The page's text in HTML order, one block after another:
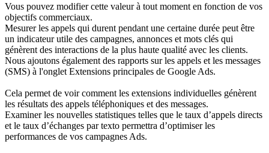
Vous pouvez modifier cette valeur à tout moment en fonction de vos
objectifs commerciaux.
Mesurer les appels qui durent pendant une certaine durée peut être
un indicateur utile des campagnes, annonces et mots clés qui
génèrent des interactions de la plus haute qualité avec les clients.
Nous ajoutons également des rapports sur les appels et les messages
(SMS) à l'onglet Extensions principales de Google Ads.
Cela permet de voir comment les extensions individuelles génèrent
les résultats des appels téléphoniques et des messages.
Examiner les nouvelles statistiques telles que le taux d’appels directs
et le taux d’échanges par texto permettra d’optimiser les
performances de vos campagnes Ads.